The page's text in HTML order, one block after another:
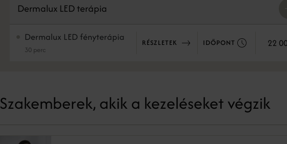
Dermalux LED terápia
Dermalux LED fényterápia
30 perc
RÉSZLETEK IDŐPONT 22
Szakemberek, akik a kezeléseket végzik